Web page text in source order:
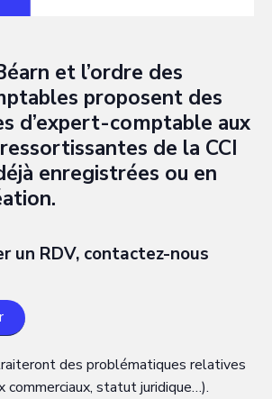
et l’ordre des
proposent des
d’expert-comptable aux
de la CCI
enregistrées ou en
un RDV, contactez-nous
des problématiques relatives
commerciaux, statut juridique…).